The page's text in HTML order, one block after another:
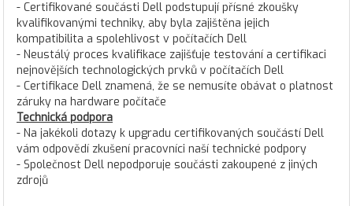
- Certifikované součásti Dell podstupují přísné zkoušky
kvalifikovanými techniky, aby byla zajištěna jejich
kompatibilita a spolehlivost v počítačích Dell
- Neustálý proces kvalifikace zajišťuje testování a certifikaci
nejnovějších technologických prvků v počítačích Dell
- Certifikace Dell znamená, že se nemusíte obávat o platnost
záruky na hardware počítače
Technická podpora
- Na jakékoli dotazy k upgradu certifikovaných součástí Dell
vám odpovědí zkušení pracovníci naší technické podpory
- Společnost Dell nepodporuje součásti zakoupené z jiných
zdrojů